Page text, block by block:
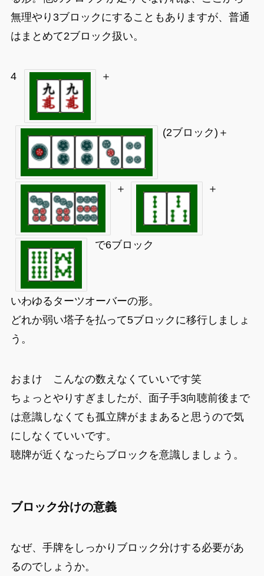
無理やり3ブロックにすることもありますが、普通
はまとめて2ブロック扱い。
4 ＋
(2ブロック)＋
＋ ＋
で6ブロック
いわゆるターツオーバーの形。
どれか弱い塔子を払って5ブロックに移行しましょ
う。
おまけ こんなの数えなくていいです笑
ちょっとやりすぎましたが、面子手3向聴前後まで
は意識しなくても孤立牌がままあると思うので気
にしなくていいです。
聴牌が近くなったらブロックを意識しましょう。
ブロック分けの意義
なぜ、手牌をしっかりブロック分けする必要があ
るのでしょうか。